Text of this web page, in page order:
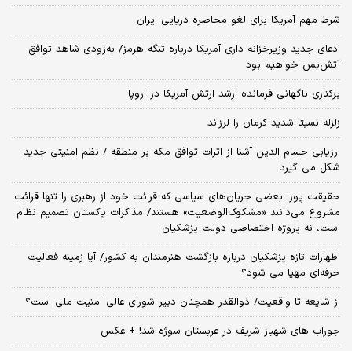
شرط مهم آمریکا برای لغو محاصره دریایی ایران
ادعای جدید وزیرخزانه داری آمریکا درباره تنگه هرمز/ به‌زودی شاهد توافق
آتش‌بس خواهیم بود
برکناری ناگهانی فرمانده ارشد ارتش آمریکا در اروپا
زلزله نسبتا شدید کرمان را لرزاند
ارزیابی حسام الدین آشنا از اثرات توافق مکه بر منطقه / نظم امنیتی جدید
شکل می گیرد
حقیقت پور: بعضی جریان‌های سیاسی که قرائت خود از رهبری را تنها قرائت
مشروع می‌دانند «مشکوک‌الوضعیت» هستند/ مذاکرات پاکستان تصمیم نظام
است، نه پروژه اختصاصی دولت پزشکیان
اظهارات تازه پزشکیان درباره بازگشت هنرمندان به کشور/ آیا زمینه فعالیت
حرفه‌ای مهیا می شود؟
از شایعه تا واقعیت/ ذوالقدر همچنان دبیر شورای ‌عالی امنیت ملی است؟
جوراب های شهباز شریف در عربستان سوژه شد! + عکس